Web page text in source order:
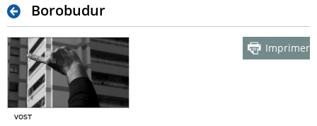
Borobudur
Imprimer